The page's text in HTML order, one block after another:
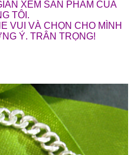
XEM SẢN PHẨM CỦA
TÔI.
VUI VÀ CHỌN CHO MÌNH
Ý. TRÂN TRỌNG!